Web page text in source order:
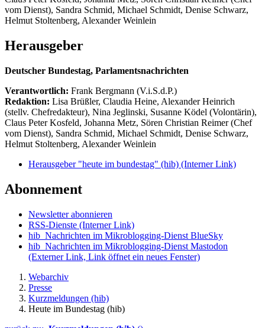
vom Dienst), Sandra Schmid, Michael Schmidt, Denise Schwarz,
Helmut Stoltenberg, Alexander Weinlein
Herausgeber
Deutscher Bundestag, Parlamentsnachrichten
Verantwortlich: Frank Bergmann (V.i.S.d.P.)
Redaktion: Lisa Brüßler, Claudia Heine, Alexander Heinrich
(stellv. Chefredakteur), Nina Jeglinski, Susanne Ködel (Volontärin),
Claus Peter Kosfeld, Johanna Metz, Sören Christian Reimer (Chef
vom Dienst), Sandra Schmid, Michael Schmidt, Denise Schwarz,
Helmut Stoltenberg, Alexander Weinlein
Herausgeber "heute im bundestag" (hib) (Interner Link)
Abonnement
Newsletter abonnieren
RSS-Dienste (Interner Link)
hib_Nachrichten im Mikroblogging-Dienst BlueSky
hib_Nachrichten im Mikroblogging-Dienst Mastodon
(Externer Link, Link öffnet ein neues Fenster)
Webarchiv
Presse
Kurzmeldungen (hib)
Heute im Bundestag (hib)